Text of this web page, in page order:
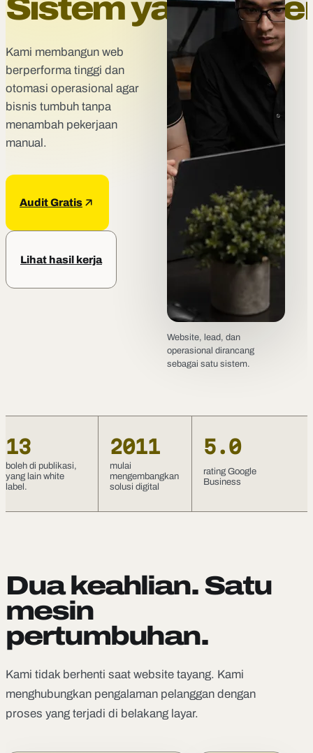
Sistem yang
Kami membangun web
berperforma tinggi dan
otomasi operasional agar
bisnis tumbuh tanpa
menambah pekerjaan
manual.
Audit Gratis
Lihat hasil kerja
Website, lead, dan
operasional dirancang
sebagai satu sistem.
13
boleh di publikasi,
yang lain white
label.
2011
mulai
mengembangkan
solusi digital
5.0
rating Google
Business
Dua keahlian. Satu
mesin
pertumbuhan.
Kami tidak berhenti saat website tayang. Kami
menghubungkan pengalaman pelanggan dengan
proses yang terjadi di belakang layar.